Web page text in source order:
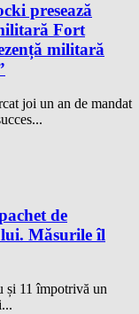
presează
Fort
militară
joi un an de mandat
de
Măsurile îl
și 11 împotrivă un